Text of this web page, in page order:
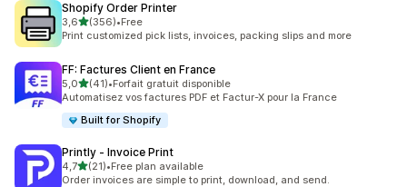
Shopify Order Printer
3,6/ 5 tähteä
(356)
356 arvostelua yhteensä
•Free
Print customized pick lists, invoices, packing slips and more
FF: Factures Client en France
5,0/ 5 tähteä
(41)
41 arvostelua yhteensä
•Forfait gratuit disponible
Automatisez vos factures PDF et Factur-X pour la France
Built for Shopify
Printly ‑ Invoice Print
4,7/ 5 tähteä
(21)
21 arvostelua yhteensä
•Free plan available
Order invoices are simple to print, download, and send.